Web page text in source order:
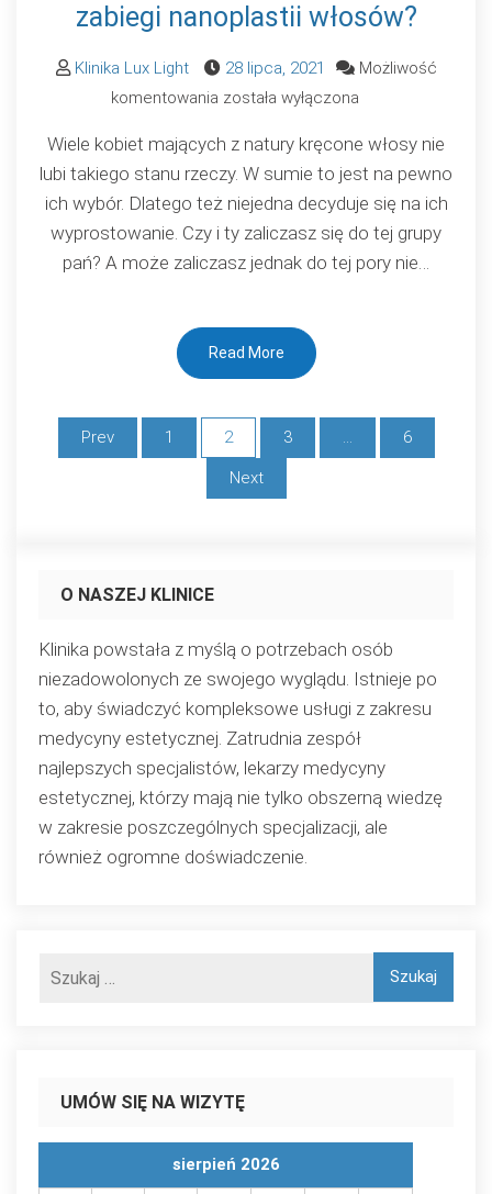
zabiegi nanoplastii włosów?
Klinika Lux Light 28 lipca, 2021
Możliwość
komentowania Gdzie
są
najlepsze
zabiegi
nanoplastii
włosów?
została wyłączona
Wiele kobiet mających z natury kręcone włosy nie
lubi takiego stanu rzeczy. W sumie to jest na pewno
ich wybór. Dlatego też niejedna decyduje się na ich
wyprostowanie. Czy i ty zaliczasz się do tej grupy
pań? A może zaliczasz jednak do tej pory nie…
Read More
Stronicowanie
Prev 1 2 3 … 6
Next
O NASZEJ KLINICE
Klinika powstała z myślą o potrzebach osób
niezadowolonych ze swojego wyglądu. Istnieje po
to, aby świadczyć kompleksowe usługi z zakresu
medycyny estetycznej. Zatrudnia zespół
najlepszych specjalistów, lekarzy medycyny
estetycznej, którzy mają nie tylko obszerną wiedzę
w zakresie poszczególnych specjalizacji, ale
również ogromne doświadczenie.
UMÓW SIĘ NA WIZYTĘ
sierpień 2026